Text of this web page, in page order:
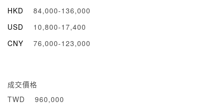
HKD
84,000-136,000
USD
10,800-17,400
CNY
76,000-123,000
成交價格
TWD
960,000